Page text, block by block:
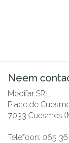
Neem
Medifar SRL
Place de
7033 Cuesmes
Telefoon: 065 36